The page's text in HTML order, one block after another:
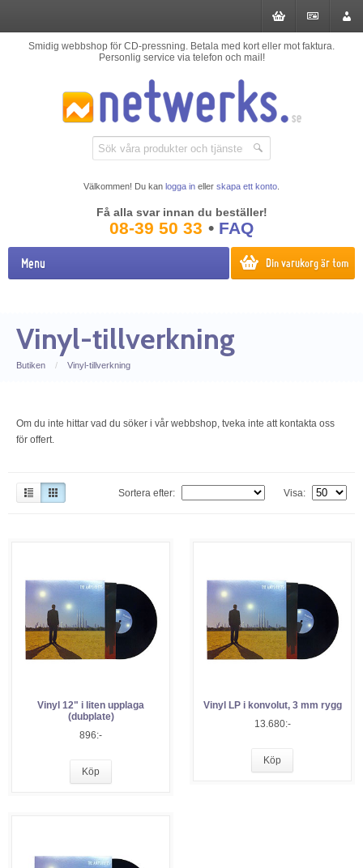
Smidig webbshop för CD-pressning. Betala med kort eller mot faktura.
Personlig service via telefon och mail!
Välkommen! Du kan logga in eller skapa ett konto
Få alla svar innan du beställer!
08-39 50 33 • FAQ
Din varukorg är tom
Menu
Vinyl-tillverkning
Butiken / Vinyl-tillverkning
Om du inte hittar vad du söker i vår webbshop, tveka inte att kontakta oss
för offert.
Sortera efter: Visa:
Vinyl 12" i liten upplaga
(dubplate)
896:-
Köp
Vinyl LP i konvolut, 3 mm rygg
13.680:-
Köp